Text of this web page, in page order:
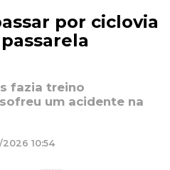
por ciclovia
fazia treino
um acidente na
10:54